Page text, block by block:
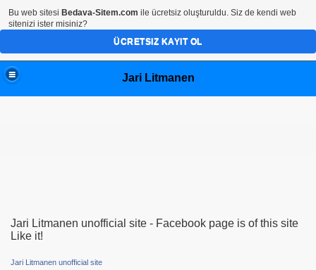
Jari Litmanen
Jari Litmanen unofficial site - Facebook page is of this site
Like it!
Jari Litmanen unofficial site
Bu web sitesi Bedava-Sitem.com ile ücretsiz oluşturuldu. Siz de kendi web
sitenizi ister misiniz?
ÜCRETSIZ KAYIT OL